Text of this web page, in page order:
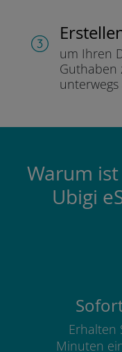
um Ihren
Guthaben
Warum
Ubigi
Erhalten
Minuten